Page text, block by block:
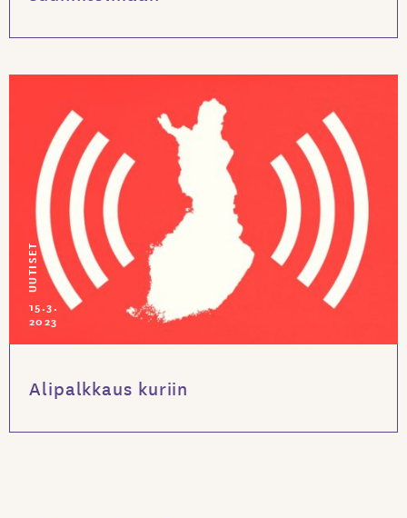
UUTISET
15.3.
2023
Alipalkkaus kuriin